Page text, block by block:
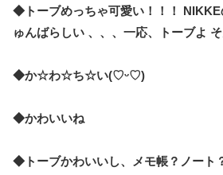
◆ トーブめっちゃ可愛い！！！
ゅんばらしい 、、、一応、トーブよ
◆か☆わ☆ち☆い(♡ᵕ♡)
◆かわいいね
◆トーブかわいいし、メモ帳？ノート